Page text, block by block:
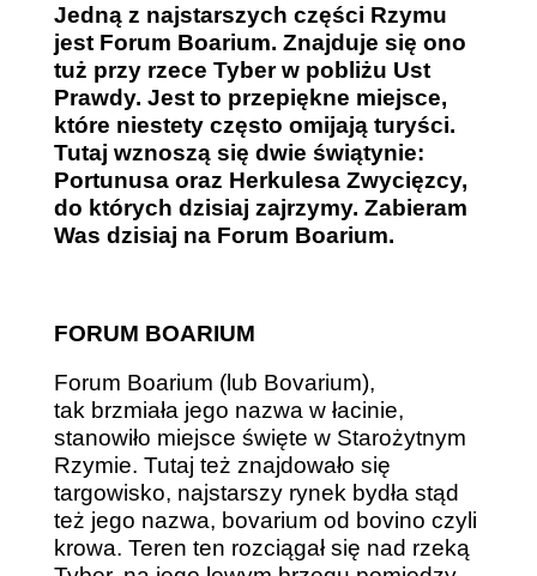
Jedną z najstarszych części Rzymu
jest Forum Boarium. Znajduje się ono
tuż przy rzece Tyber w pobliżu Ust
Prawdy. Jest to przepiękne miejsce,
które niestety często omijają turyści.
Tutaj wznoszą się dwie świątynie:
Portunusa oraz Herkulesa Zwycięzcy,
do których dzisiaj zajrzymy. Zabieram
Was dzisiaj na Forum Boarium.
FORUM BOARIUM
Forum Boarium (lub Bovarium),
tak brzmiała jego nazwa w łacinie,
stanowiło miejsce święte w Starożytnym
Rzymie. Tutaj też znajdowało się
targowisko, najstarszy rynek bydła stąd
też jego nazwa, bovarium od bovino czyli
krowa. Teren ten rozciągał się nad rzeką